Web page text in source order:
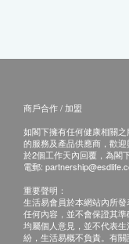
商戶合作 / 加盟
如閣下擁有任何健康相關
的服務及產品供應商，歡
於2個工作天內回覆，為閣
電郵:
重要聲明：
生活易會員於本網站內所
任何內容，並不會保證其
均屬個人意見，並不代表
紛，生活易概不負責。有關